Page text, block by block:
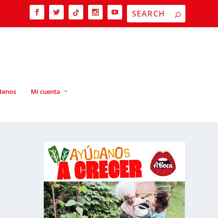
Mi cuenta